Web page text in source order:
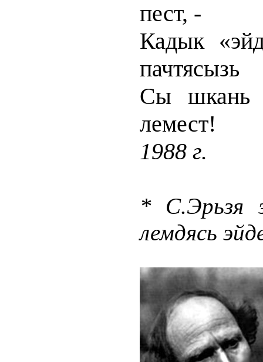
пест, -
Кадык
пачтясызь
Сы шкань
лемест!
1988 г.
* С.Эрьзя
лемдясь